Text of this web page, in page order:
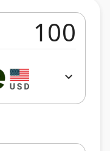
expand_more